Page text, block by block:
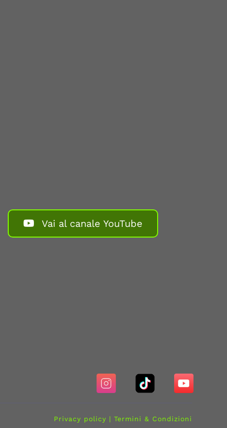
Vai al canale YouTube
Privacy policy | Termini & Condizioni